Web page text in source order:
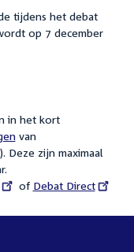
tijdens het debat
op 7 december
in het kort
van
Deze zijn maximaal
of External
Debat Direct